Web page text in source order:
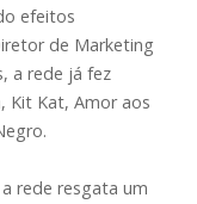
efeitos
de Marketing
a rede já fez
Kit Kat, Amor aos
rede resgata um